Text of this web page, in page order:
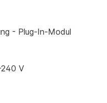
- Plug-In-Modul
240 V